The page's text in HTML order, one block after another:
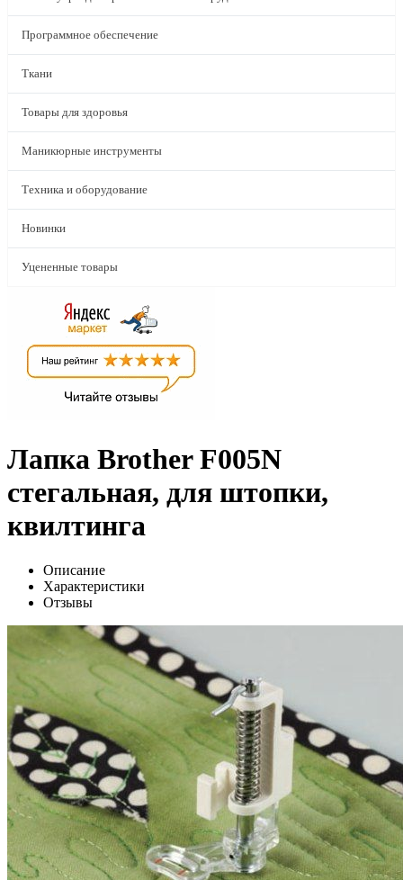
Программное обеспечение
Ткани
Товары для здоровья
Маникюрные инструменты
Техника и оборудование
Новинки
Уцененные товары
Лапка Brother F005N
стегальная, для штопки,
квилтинга
Описание
Характеристики
Отзывы